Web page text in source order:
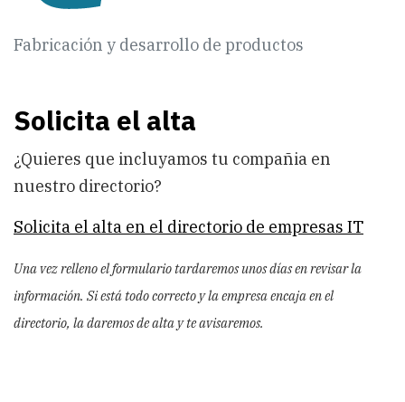
Fabricación y desarrollo de productos
Solicita el alta
¿Quieres que incluyamos tu compañia en
nuestro directorio?
Solicita el alta en el directorio de empresas IT
Una vez relleno el formulario tardaremos unos días en revisar la
información. Si está todo correcto y la empresa encaja en el
directorio, la daremos de alta y te avisaremos.